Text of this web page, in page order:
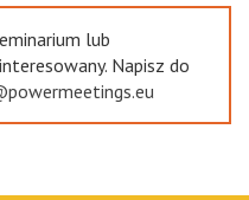
lub
Napisz do